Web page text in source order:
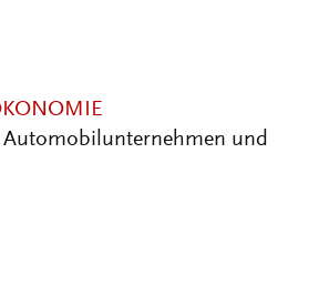
Automobilunternehmen und